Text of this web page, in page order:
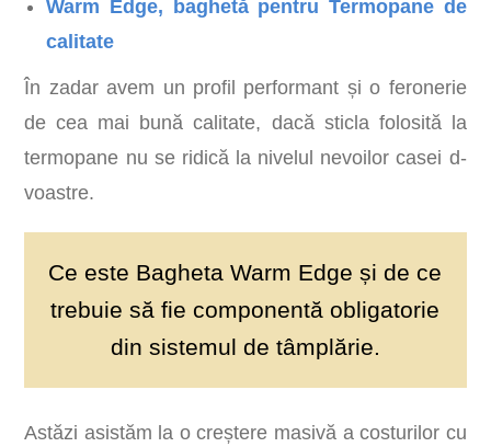
Warm Edge, baghetă pentru Termopane de
calitate
În zadar avem un profil performant și o feronerie
de cea mai bună calitate, dacă sticla folosită la
termopane nu se ridică la nivelul nevoilor casei d-
voastre.
Ce este Bagheta Warm Edge și de ce
trebuie să fie componentă obligatorie
din sistemul de tâmplărie.
Astăzi asistăm la o creștere masivă a costurilor cu